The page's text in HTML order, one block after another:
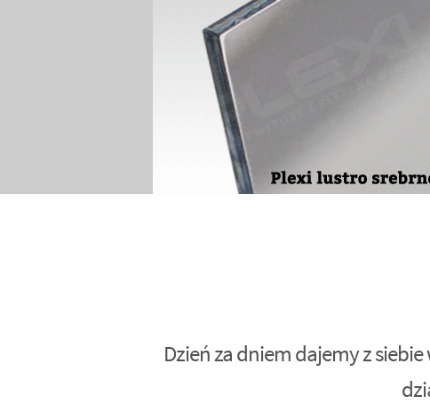
Dzień za dniem dajemy z